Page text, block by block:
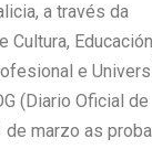
a través da
Cultura,
e
(Diario Oficial de
de marzo as